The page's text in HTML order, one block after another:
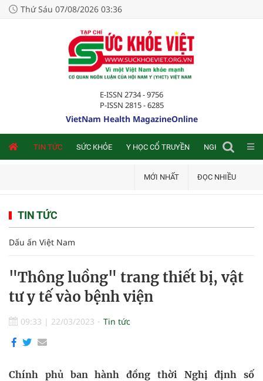
Thứ Sáu 07/08/2026 03:36
E-ISSN 2734 - 9756
P-ISSN 2815 - 6285
VietNam Health MagazineOnline
TIN TỨC SỨC KHỎE Y HỌC CỔ TRUYỀN NGHIÊN CỨU
MỚI NHẤT ĐỌC NHIỀU
TIN TỨC
Dấu ấn Việt Nam
"Thông luồng" trang thiết bị, vật
tư y tế vào bệnh viện
09:33 | 22/03/2023 Tin tức
Chính phủ ban hành đồng thời Nghị định số